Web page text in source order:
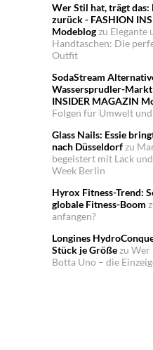
Wer Stil hat, trägt
zurück - FASHION
Modeblogzu Elegante
Handtaschen: Die
Outfit
SodaStream
Wassersprudler-
INSIDER MAGAZIN
Folgen für Umwelt
Glass Nails: Essie
nach Düsseldorfzu
begeistert mit Lack
Week Berlin
Hyrox Fitness-Trend:
globale Fitness-Boom
anfangen?
Longines
Stück je Größezu Wer
Botta Uno – die